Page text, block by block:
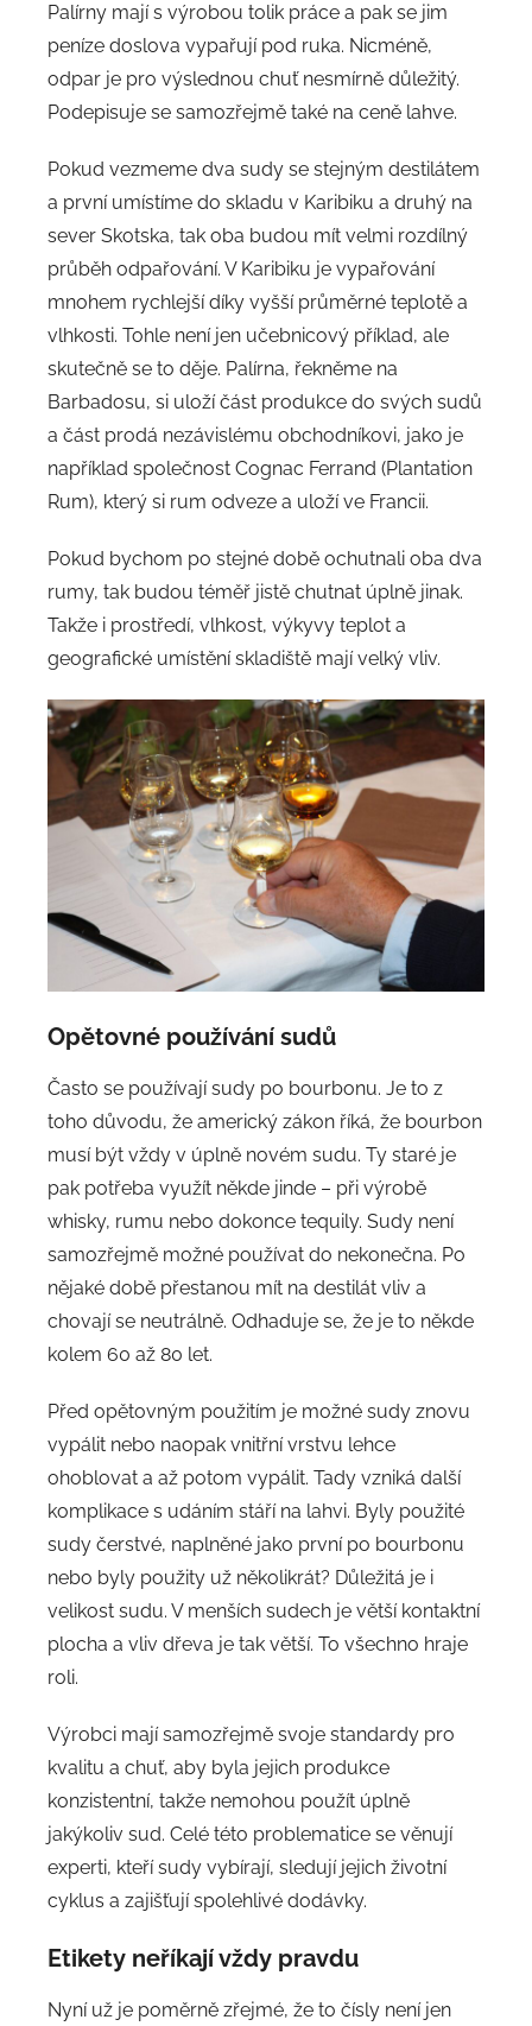
Palírny mají s výrobou tolik práce a pak se jim
peníze doslova vypařují pod ruka. Nicméně,
odpar je pro výslednou chuť nesmírně důležitý.
Podepisuje se samozřejmě také na ceně lahve.
Pokud vezmeme dva sudy se stejným destilátem
a první umístíme do skladu v Karibiku a druhý na
sever Skotska, tak oba budou mít velmi rozdílný
průběh odpařování. V Karibiku je vypařování
mnohem rychlejší díky vyšší průměrné teplotě a
vlhkosti. Tohle není jen učebnicový příklad, ale
skutečně se to děje. Palírna, řekněme na
Barbadosu, si uloží část produkce do svých sudů
a část prodá nezávislému obchodníkovi, jako je
například společnost Cognac Ferrand (Plantation
Rum), který si rum odveze a uloží ve Francii.
Pokud bychom po stejné době ochutnali oba dva
rumy, tak budou téměř jistě chutnat úplně jinak.
Takže i prostředí, vlhkost, výkyvy teplot a
geografické umístění skladiště mají velký vliv.
Opětovné používání sudů
Často se používají sudy po bourbonu. Je to z
toho důvodu, že americký zákon říká, že bourbon
musí být vždy v úplně novém sudu. Ty staré je
pak potřeba využít někde jinde – při výrobě
whisky, rumu nebo dokonce tequily. Sudy není
samozřejmě možné používat do nekonečna. Po
nějaké době přestanou mít na destilát vliv a
chovají se neutrálně. Odhaduje se, že je to někde
kolem 60 až 80 let.
Před opětovným použitím je možné sudy znovu
vypálit nebo naopak vnitřní vrstvu lehce
ohoblovat a až potom vypálit. Tady vzniká další
komplikace s udáním stáří na lahvi. Byly použité
sudy čerstvé, naplněné jako první po bourbonu
nebo byly použity už několikrát? Důležitá je i
velikost sudu. V menších sudech je větší kontaktní
plocha a vliv dřeva je tak větší. To všechno hraje
roli.
Výrobci mají samozřejmě svoje standardy pro
kvalitu a chuť, aby byla jejich produkce
konzistentní, takže nemohou použít úplně
jakýkoliv sud. Celé této problematice se věnují
experti, kteří sudy vybírají, sledují jejich životní
cyklus a zajišťují spolehlivé dodávky.
Etikety neříkají vždy pravdu
Nyní už je poměrně zřejmé, že to čísly není jen